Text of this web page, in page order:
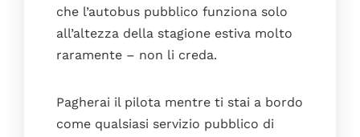
che l’autobus pubblico funziona solo
all’altezza della stagione estiva molto
raramente – non li creda.
Pagherai il pilota mentre ti stai a bordo
come qualsiasi servizio pubblico di